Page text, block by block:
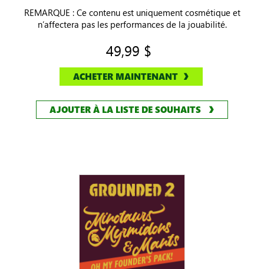
REMARQUE : Ce contenu est uniquement cosmétique et
n’affectera pas les performances de la jouabilité.
49,99 $
ACHETER MAINTENANT
AJOUTER À LA LISTE DE SOUHAITS